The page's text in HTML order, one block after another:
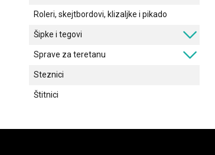
Roleri, skejtbordovi, klizaljke i pikado
Šipke i tegovi
Sprave za teretanu
Steznici
Štitnici